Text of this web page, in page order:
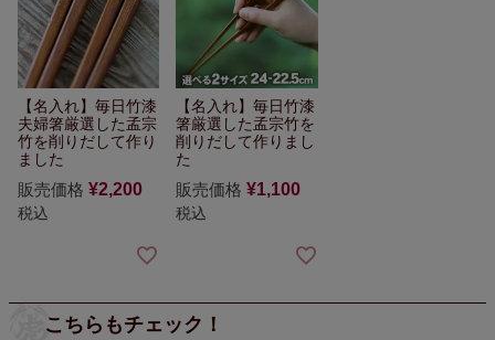
【名入れ】毎日竹漆
夫婦箸厳選した孟宗
竹を削りだして作り
ました
販売価格 ¥2,200
税込
【名入れ】毎日竹漆
箸厳選した孟宗竹を
削りだして作りまし
た
販売価格 ¥1,100
税込
こちらもチェック！